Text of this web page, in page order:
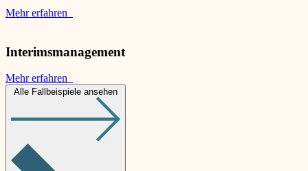
Mehr erfahren
Interimsmanagement
Mehr erfahren
Alle Fallbeispiele ansehen